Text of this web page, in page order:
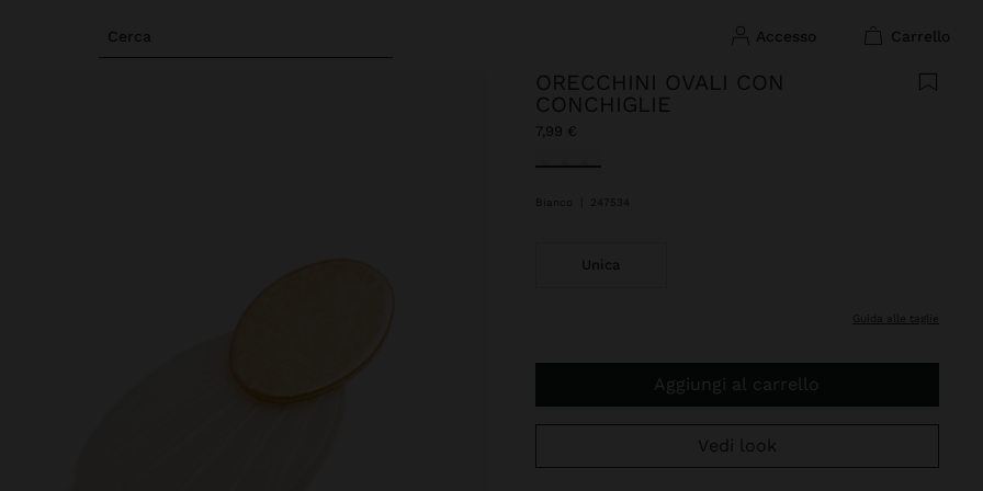
Cerca accesso carrello
ORECCHINI OVALI CON
CONCHIGLIE
7,99 €
Selezionato
Bianco 247534
Unica
guida alle taglie
Aggiungi al carrello
Vedi look